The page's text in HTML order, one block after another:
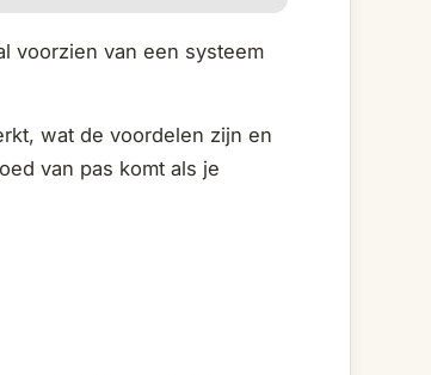
voorzien van een systeem
wat de voordelen zijn en
van pas komt als je